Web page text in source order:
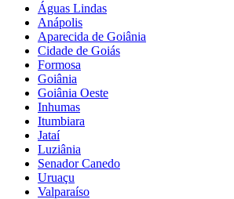
Águas Lindas
Anápolis
Aparecida de Goiânia
Cidade de Goiás
Formosa
Goiânia
Goiânia Oeste
Inhumas
Itumbiara
Jataí
Luziânia
Senador Canedo
Uruaçu
Valparaíso